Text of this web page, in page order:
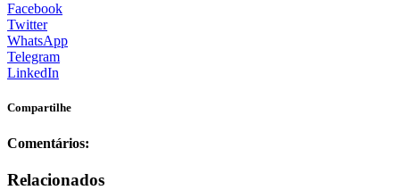
Facebook
Twitter
WhatsApp
Telegram
LinkedIn
Compartilhe
Comentários:
Relacionados